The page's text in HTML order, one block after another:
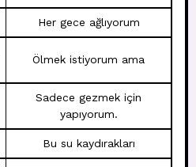
Her gece ağlıyorum
Ölmek istiyorum ama
Sadece gezmek için
yapıyorum.
Bu su kaydırakları